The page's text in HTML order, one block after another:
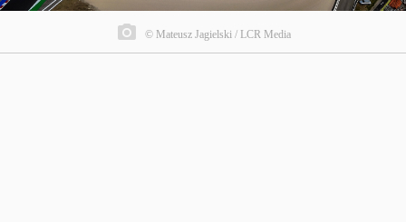
© Mateusz Jagielski / LCR Media